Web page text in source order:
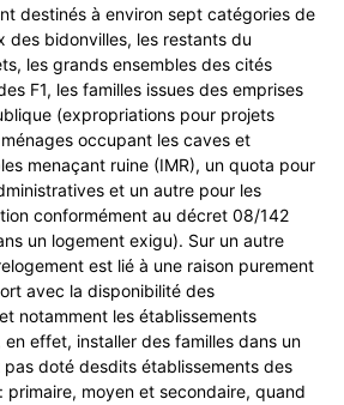
destinés à environ sept catégories de
des bidonvilles, les restants du
les grands ensembles des cités
F1, les familles issues des emprises
(expropriations pour projets
occupant les caves et
menaçant ruine (IMR), un quota pour
et un autre pour les
conformément au décret 08/142
un logement exigu). Sur un autre
est lié à une raison purement
avec la disponibilité des
notamment les établissements
effet, installer des familles dans un
pas doté desdits établissements des
primaire, moyen et secondaire, quand